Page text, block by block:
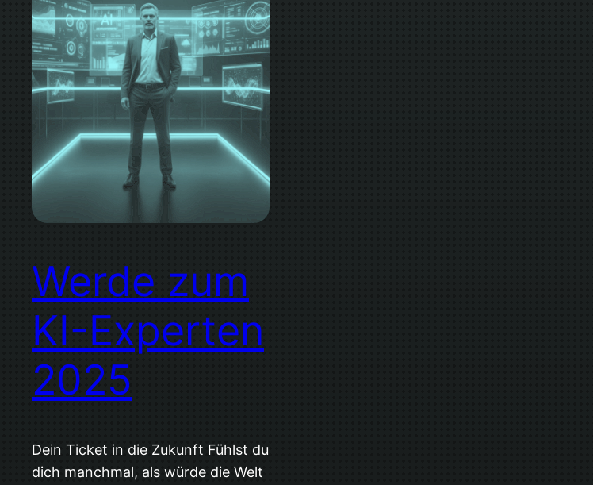
Werde zum
KI-Experten
2025
Dein Ticket in die Zukunft Fühlst du
dich manchmal, als würde die Welt